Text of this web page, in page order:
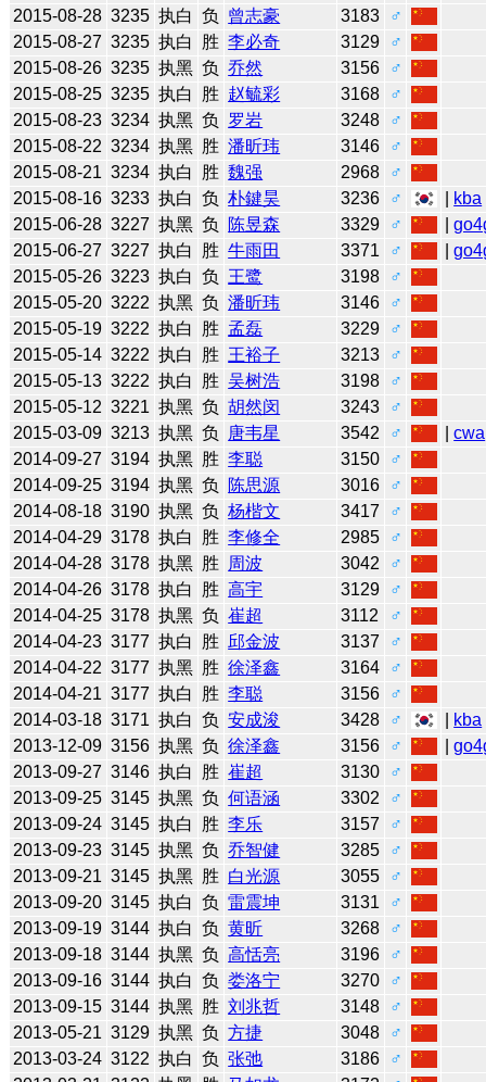
2015-08-28 3235 执白 负 曾志豪 3183
♂
2015-08-27 3235 执白 胜 李必奇 3129
♂
2015-08-26 3235 执黑 负 乔然 3156
♂
2015-08-25 3235 执白 胜 赵毓彩 3168
♂
2015-08-23 3234 执黑 负 罗岩 3248
♂
2015-08-22 3234 执黑 胜 潘昕玮 3146
♂
2015-08-21 3234 执白 胜 魏强 2968
♂
2015-08-16 3233 执白 负 朴鍵昊 3236 ♂ kba
2015-06-28 3227 执黑 负 陈昱森 3329 ♂ |
2015-06-27 3227 执白 胜 牛雨田 3371 ♂ |
2015-05-26 3223 执白 负 王鹭 3198
♂
2015-05-20 3222 执黑 负 潘昕玮 3146
♂
2015-05-19 3222 执白 胜 孟磊 3229
♂
2015-05-14 3222 执白 胜 王裕子 3213
♂
2015-05-13 3222 执白 胜 吴树浩 3198
♂
2015-05-12 3221 执黑 负 胡然闵 3243
♂
2015-03-09 3213 执黑 负 唐韦星 3542 ♂ |cwa
2014-09-27 3194 执黑 胜 李聪 3150
♂
2014-09-25 3194 执黑 负 陈思源 3016
♂
2014-08-18 3190 执黑 负 杨楷文 3417
♂
2014-04-29 3178 执白 胜 李修全 2985
♂
2014-04-28 3178 执黑 胜 周波 3042
♂
2014-04-26 3178 执白 胜 高宇 3129
♂
2014-04-25 3178 执黑 负 崔超 3112
♂
2014-04-23 3177 执白 胜 邱金波 3137
♂
2014-04-22 3177 执黑 胜 徐泽鑫 3164
♂
2014-04-21 3177 执白 胜 李聪 3156
♂
2014-03-18 3171 执白 负 安成浚 3428 ♂ kba
2013-12-09 3156 执黑 负 徐泽鑫 3156 ♂ |
2013-09-27 3146 执白 胜 崔超 3130
♂
2013-09-25 3145 执黑 负 何语涵 3302
♂
2013-09-24 3145 执白 胜 李乐 3157
♂
2013-09-23 3145 执黑 负 乔智健 3285
♂
2013-09-21 3145 执黑 胜 白光源 3055
♂
2013-09-20 3145 执白 负 雷震坤 3131
♂
2013-09-19 3144 执白 负 黄昕 3268
♂
2013-09-18 3144 执黑 负 高恬亮 3196
♂
2013-09-16 3144 执白 负 娄洛宁 3270
♂
2013-09-15 3144 执黑 胜 刘兆哲 3148
♂
2013-05-21 3129 执黑 负 方捷 3048
♂
2013-03-24 3122 执白 负 张弛 3186
♂